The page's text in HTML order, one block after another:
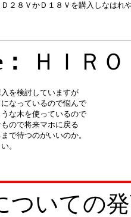
２８ＶかＤ１８Ｖを購入しなはれ
ＨＩ
を検討していますが
なっているので悩んで
な木を使っているので
ので将来マホに戻る
で待つのがいいのか。
。
ついての